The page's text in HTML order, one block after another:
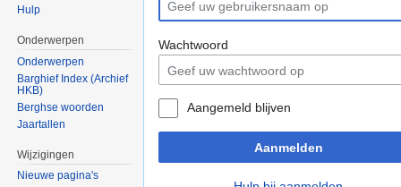
Wachtwoord
Aangemeld blijven
Aanmelden
Hulp
Onderwerpen
Onderwerpen
Barghief Index (Archief
HKB)
Berghse woorden
Jaartallen
Wijzigingen
Nieuwe pagina's